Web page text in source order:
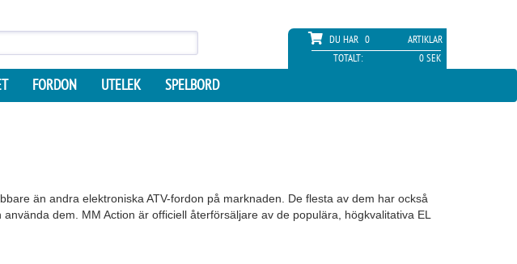
DU HAR 0
ARTIKLAR
TOTALT:
0 SEK
FORDON UTELEK SPELBORD
än andra elektroniska ATV-fordon på marknaden. De flesta av dem har också
dem. MM Action är officiell återförsäljare av de populära, högkvalitativa EL